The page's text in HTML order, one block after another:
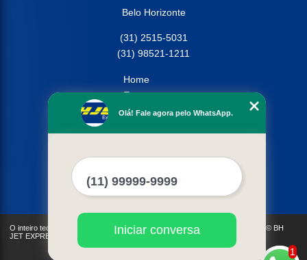
Belo Horizonte
(31) 2515-5031
(31) 98521-1211
Home
Empresa
Missão
Mapa do site
O inteiro teor deste site está sujeito à proteção de direitos autorais. Copyright© BH
JET EXPRESS (Lei 9610 de 19/02/1998)
1
Olá! Fale agora pelo WhatsApp.
Iniciar conversa